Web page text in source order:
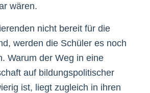
wären.
nicht bereit für die
werden die Schüler es noch
Warum der Weg in eine
auf bildungspolitischer
ist, liegt zugleich in ihren